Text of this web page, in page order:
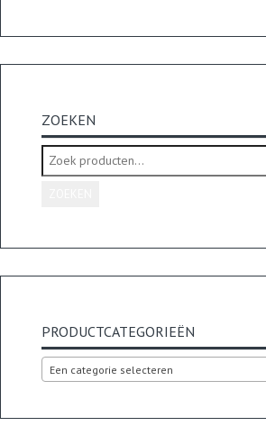
ZOEKEN
Zoeken
naar:
PRODUCTCATEGORIEËN
Een categorie selecteren